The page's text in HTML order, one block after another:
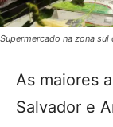
Supermercado na zona sul
As maiores
Salvador e